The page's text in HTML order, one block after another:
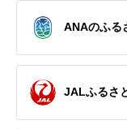
ANAのふる
JALふるさ